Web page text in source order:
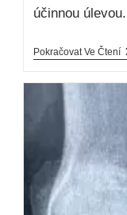
účinnou úlevou.
Pokračovat Ve Čtení